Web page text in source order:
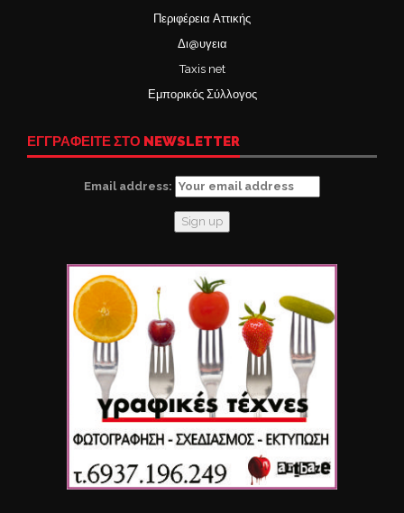
Περιφέρεια Αττικής
Δι@υγεια
Taxis net
Εμπορικός Σύλλογος
ΕΓΓΡΑΦΕΙΤΕ ΣΤΟ NEWSLETTER
Email address: